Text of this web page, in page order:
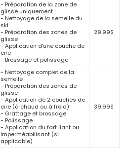
- Préparation de la zone de
glisse uniquement
- Nettoyage de la semelle du
ski
- Préparation des zones de
glisse
- Application d'une couche de
cire
- Brossage et polissage
29.99$
- Nettoyage complet de la
semelle
- Préparation des zones de
glisse
- Application de 2 couches de
cire (à chaud ou à froid)
- Grattage et brossage
- Polissage
- Application du fart liant ou
imperméabilisant (si
applicable)
39.99$